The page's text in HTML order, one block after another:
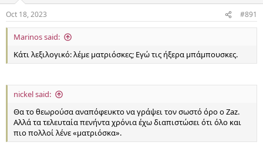
s
:
Oct 18, 2023 #891
Marinos said:
Κάτι λεξιλογικό: λέμε ματριόσκες; Εγώ τις ήξερα μπάμπουσκες.
nickel said:
Θα το θεωρούσα αναπόφευκτο να γράψει τον σωστό όρο ο Zaz.
Αλλά τα τελευταία πενήντα χρόνια έχω διαπιστώσει ότι όλο και
πιο πολλοί λένε «ματριόσκα».